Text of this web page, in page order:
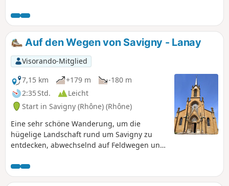
eine Gegend, die zahlreiche
Wandermöglichkeiten bietet.Am Start
oder am Ziel können Sie auch die
Gelegenheit nutzen, das wunderschöne
Dorf Savigny mit seiner Kirche aus
gelbem Stein oder dem Taubenschlag
am Ausgangspunkt der Wanderung zu
besuchen.
Auf den Wegen von Savigny - Lanay
Visorando-Mitglied
7,15 km
+179 m
-180 m
2:35 Std.
Leicht
Start in Savigny (Rhône) (Rhône)
Eine sehr schöne Wanderung, um die
hügelige Landschaft rund um Savigny zu
entdecken, abwechselnd auf Feldwegen und
(Trésoncle) und auf Anhöhen
(Aussichtspunkte).